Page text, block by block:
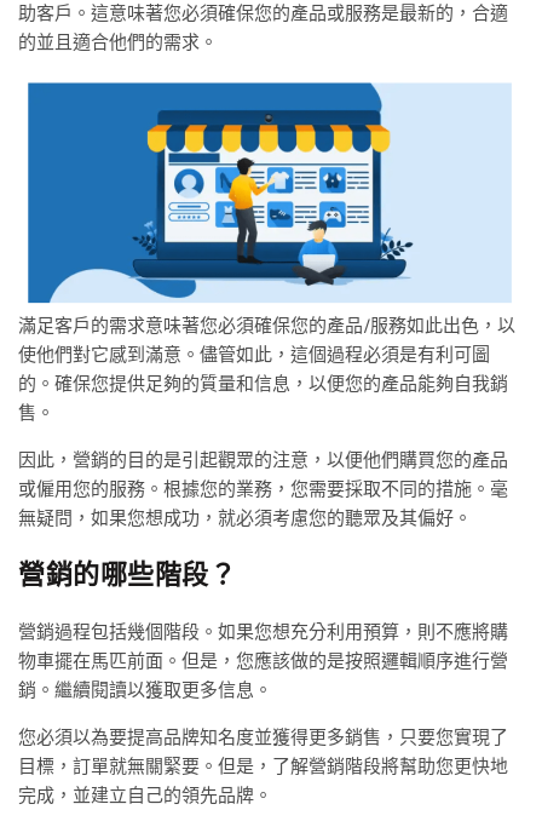
助客戶。這意味著您必須確保您的產品或服務是最新的，合適
的並且適合他們的需求。
滿足客戶的需求意味著您必須確保您的產品/服務如此出色，以
使他們對它感到滿意。儘管如此，這個過程必須是有利可圖
的。確保您提供足夠的質量和信息，以便您的產品能夠自我銷
售。
因此，營銷的目的是引起觀眾的注意，以便他們購買您的產品
或僱用您的服務。根據您的業務，您需要採取不同的措施。毫
無疑問，如果您想成功，就必須考慮您的聽眾及其偏好。
營銷的哪些階段？
營銷過程包括幾個階段。如果您想充分利用預算，則不應將購
物車擺在馬匹前面。但是，您應該做的是按照邏輯順序進行營
銷。繼續閱讀以獲取更多信息。
您必須以為要提高品牌知名度並獲得更多銷售，只要您實現了
目標，訂單就無關緊要。但是，了解營銷階段將幫助您更快地
完成，並建立自己的領先品牌。